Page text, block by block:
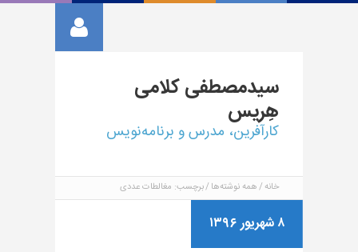
سیدمصطفیکلامی
هِریس
کارآفرین، مدرس و برنامه‌نویس
خانه همه نوشته‌ها برچسب: مغالطات عددی
۸ شهریور ۱۳۹۶